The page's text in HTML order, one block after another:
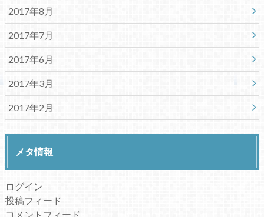
2017年8月
2017年7月
2017年6月
2017年3月
2017年2月
メタ情報
ログイン
投稿フィード
コメントフィード